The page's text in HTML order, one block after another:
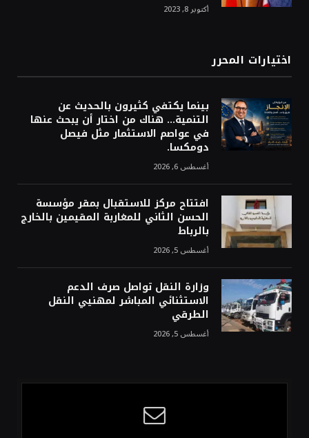
أكتوبر 8, 2023
اختيارات المحرر
بينما يكتفي كثيرون بالحديث عن
التنمية… هناك من اختار أن يبحث عنها
في عواصم الاستثمار مثل فيصل
دومكسا.
أغسطس 6, 2026
افتتاح مركز للاستقبال بمقر مؤسسة
الحسن الثاني للمغاربة المقيمين بالخارج
بالرباط
أغسطس 5, 2026
وزارة النقل تواصل صرف الدعم
الاستثنائي المباشر لمهنيي النقل
الطرقي
أغسطس 5, 2026